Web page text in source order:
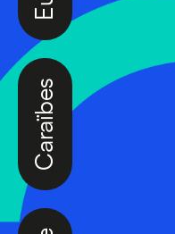
Asie
Caraïbes